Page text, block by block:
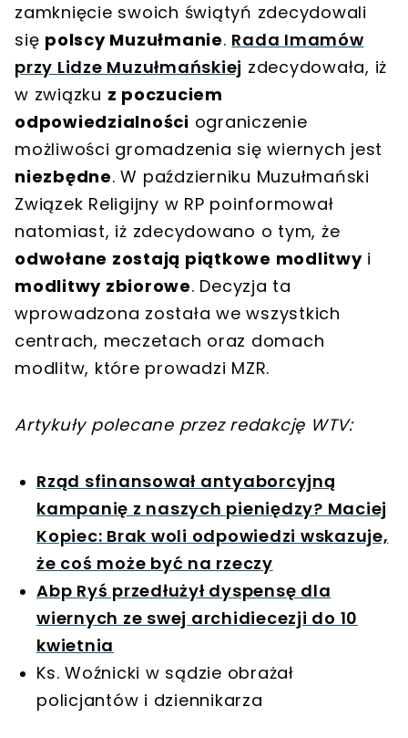
zamknięcie swoich świątyń zdecydowali
się polscy Muzułmanie. Rada Imamów
przy Lidze Muzułmańskiej zdecydowała, iż
w związku z poczuciem
odpowiedzialności ograniczenie
możliwości gromadzenia się wiernych jest
niezbędne. W październiku Muzułmański
Związek Religijny w RP poinformował
natomiast, iż zdecydowano o tym, że
odwołane zostają piątkowe modlitwyi
modlitwy zbiorowe. Decyzja ta
wprowadzona została we wszystkich
centrach, meczetach oraz domach
modlitw, które prowadzi MZR.
Artykuły polecane przez redakcję WTV:
Rząd sfinansował antyaborcyjną
kampanię z naszych pieniędzy? Maciej
Kopiec: Brak woli odpowiedzi wskazuje,
że coś może być na rzeczy
Abp Ryś przedłużył dyspensę dla
wiernych ze swej archidiecezji do 10
kwietnia
Ks. Woźnicki w sądzie obrażał
policjantów i dziennikarza